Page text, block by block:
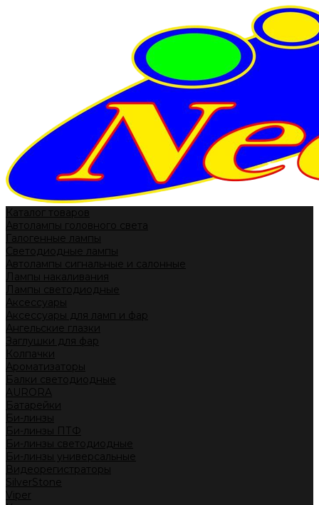
Каталог товаров
Автолампы головного света
Галогенные лампы
Светодиодные лампы
Автолампы сигнальные и салонные
Лампы накаливания
Лампы светодиодные
Аксессуары
Аксессуары для ламп и фар
Ангельские глазки
Заглушки для фар
Колпачки
Ароматизаторы
Балки светодиодные
AURORA
Батарейки
Би-линзы
Би-линзы ПТФ
Би-линзы светодиодные
Би-линзы универсальные
Видеорегистраторы
SilverStone
Viper